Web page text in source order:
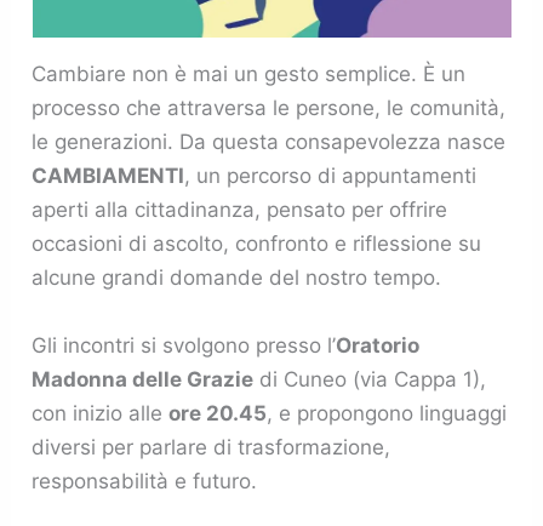
Cambiare non è mai un gesto semplice. È un
processo che attraversa le persone, le comunità,
le generazioni. Da questa consapevolezza nasce
CAMBIAMENTI, un percorso di appuntamenti
aperti alla cittadinanza, pensato per offrire
occasioni di ascolto, confronto e riflessione su
alcune grandi domande del nostro tempo.
Gli incontri si svolgono presso l’Oratorio
Madonna delle Grazie di Cuneo (via Cappa 1),
con inizio alleore 20.45, e propongono linguaggi
diversi per parlare di trasformazione,
responsabilità e futuro.